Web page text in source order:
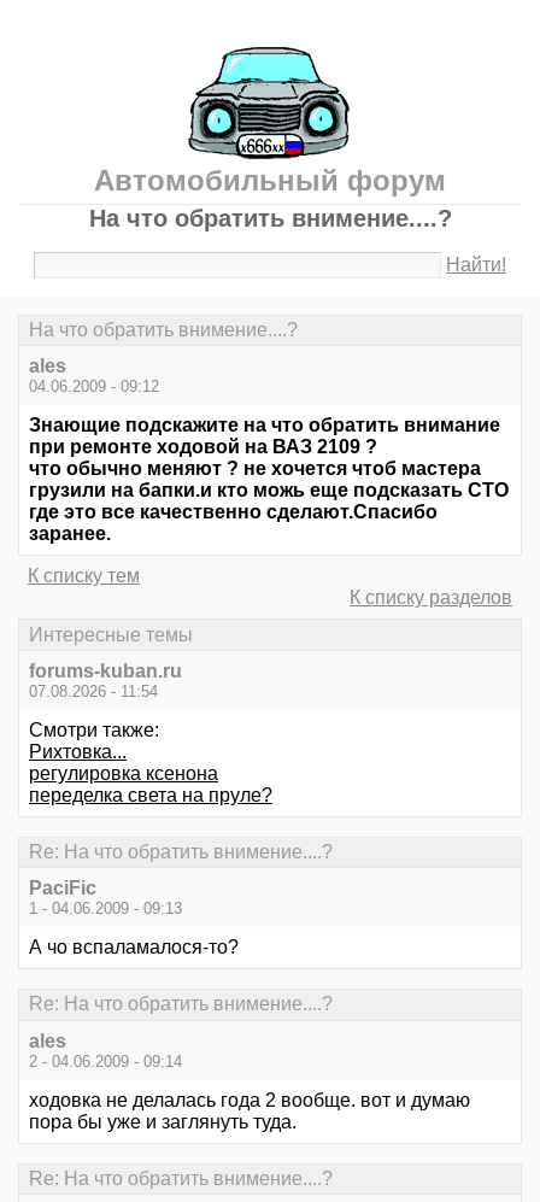
Автомобильный форум
На что обратить внимение....?
Найти!
На что обратить внимение....?
ales
04.06.2009 - 09:12
Знающие подскажите на что обратить внимание
при ремонте ходовой на ВАЗ 2109 ?
что обычно меняют ? не хочется чтоб мастера
грузили на бапки.и кто можь еще подсказать СТО
где это все качественно сделают.Спасибо
заранее.
К списку тем
К списку разделов
Интересные темы
forums-kuban.ru
07.08.2026 - 11:54
Смотри также:
Рихтовка...
регулировка ксенона
переделка света на пруле?
Re: На что обратить внимение....?
PaciFic
1 - 04.06.2009 - 09:13
А чо вспаламалося-то?
Re: На что обратить внимение....?
ales
2 - 04.06.2009 - 09:14
ходовка не делалась года 2 вообще. вот и думаю
пора бы уже и заглянуть туда.
Re: На что обратить внимение....?